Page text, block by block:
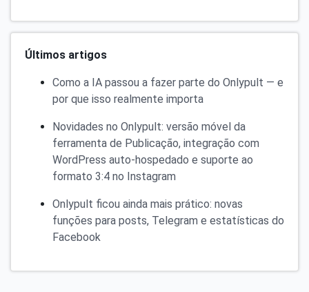
Últimos artigos
Como a IA passou a fazer parte do Onlypult — e
por que isso realmente importa
Novidades no Onlypult: versão móvel da
ferramenta de Publicação, integração com
WordPress auto-hospedado e suporte ao
formato 3:4 no Instagram
Onlypult ficou ainda mais prático: novas
funções para posts, Telegram e estatísticas do
Facebook